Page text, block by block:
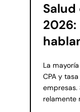
La
CPA y
empresas.
relamente